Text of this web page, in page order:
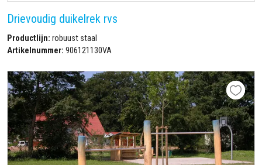
Drievoudig duikelrek rvs
Productlijn: robuust staal
Artikelnummer: 906121130VA